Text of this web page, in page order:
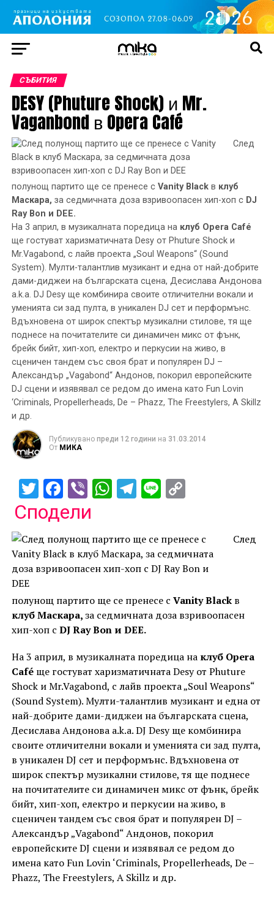
СЪБИТИЯ
DESY (Phuture Shock) и Mr.
Vaganbond в Opera Café
След
полунощ партито ще се пренесе с Vanity Blackв клуб
Маскара, за седмичната доза взривоопасен хип-хоп с DJ
Ray Bon и DEE.
На 3 април, в музикалната поредица на клуб Opera Café
ще гостуват харизматичната Desy от Phuture Shock и
Mr.Vagabond, с лайв проекта „Soul Weapons“ (Sound
System). Мулти-талантлив музикант и една от най-добрите
дами-диджеи на българската сцена, Десислава Андонова
a.k.a. DJ Desy ще комбинира своите отличителни вокали и
уменията си зад пулта, в уникален DJ сет и перформънс.
Вдъхновена от широк спектър музикални стилове, тя ще
поднесе на почитателите си динамичен микс от фънк,
брейк бийт, хип-хоп, електро и перкусии на живо, в
сценичен тандем със своя брат и популярен DJ –
Александър „Vagabond“ Андонов, покорил европейските
DJ сцени и изявявал се редом до имена като Fun Lovin
‘Criminals, Propellerheads, De – Phazz, The Freestylers, A Skillz
и др.
Публикувано преди 12 години на 31.03.2014
От МИКА
TwitterFacebook
ViberWhatsApp
Telegram
Line
Сподели
След
полунощ партито ще се пренесе с Vanity Blackв
клуб Маскара,за седмичната доза взривоопасен
хип-хоп с DJ Ray Bon и DEE.
На 3 април, в музикалната поредица на клуб Opera
Caféще гостуват харизматичната Desy от Phuture
Shock и Mr.Vagabond, с лайв проекта „Soul Weapons“
(Sound System). Мулти-талантлив музикант и една от
най-добрите дами-диджеи на българската сцена,
Десислава Андонова a.k.a. DJ Desy ще комбинира
своите отличителни вокали и уменията си зад пулта,
в уникален DJ сет и перформънс. Вдъхновена от
широк спектър музикални стилове, тя ще поднесе
на почитателите си динамичен микс от фънк, брейк
бийт, хип-хоп, електро и перкусии на живо, в
сценичен тандем със своя брат и популярен DJ –
Александър „Vagabond“ Андонов, покорил
европейските DJ сцени и изявявал се редом до
имена като Fun Lovin ‘Criminals, Propellerheads, De –
Phazz, The Freestylers, A Skillz и др.